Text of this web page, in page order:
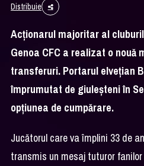
Distribuie
Acționarul majoritar al
Genoa CFC a realizat o nouă
transferuri. Portarul elvețian
împrumutat de giuleșteni în
opțiunea de cumpărare.
Jucătorul care va împlini 33 de
transmis un mesaj tuturor